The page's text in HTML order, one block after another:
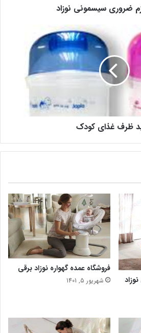
ضروری سیسمونی نوزاد
ظرف غذای کودک
فروشگاه عمده گهواره نوزاد برقی
شهریور 5, 1401